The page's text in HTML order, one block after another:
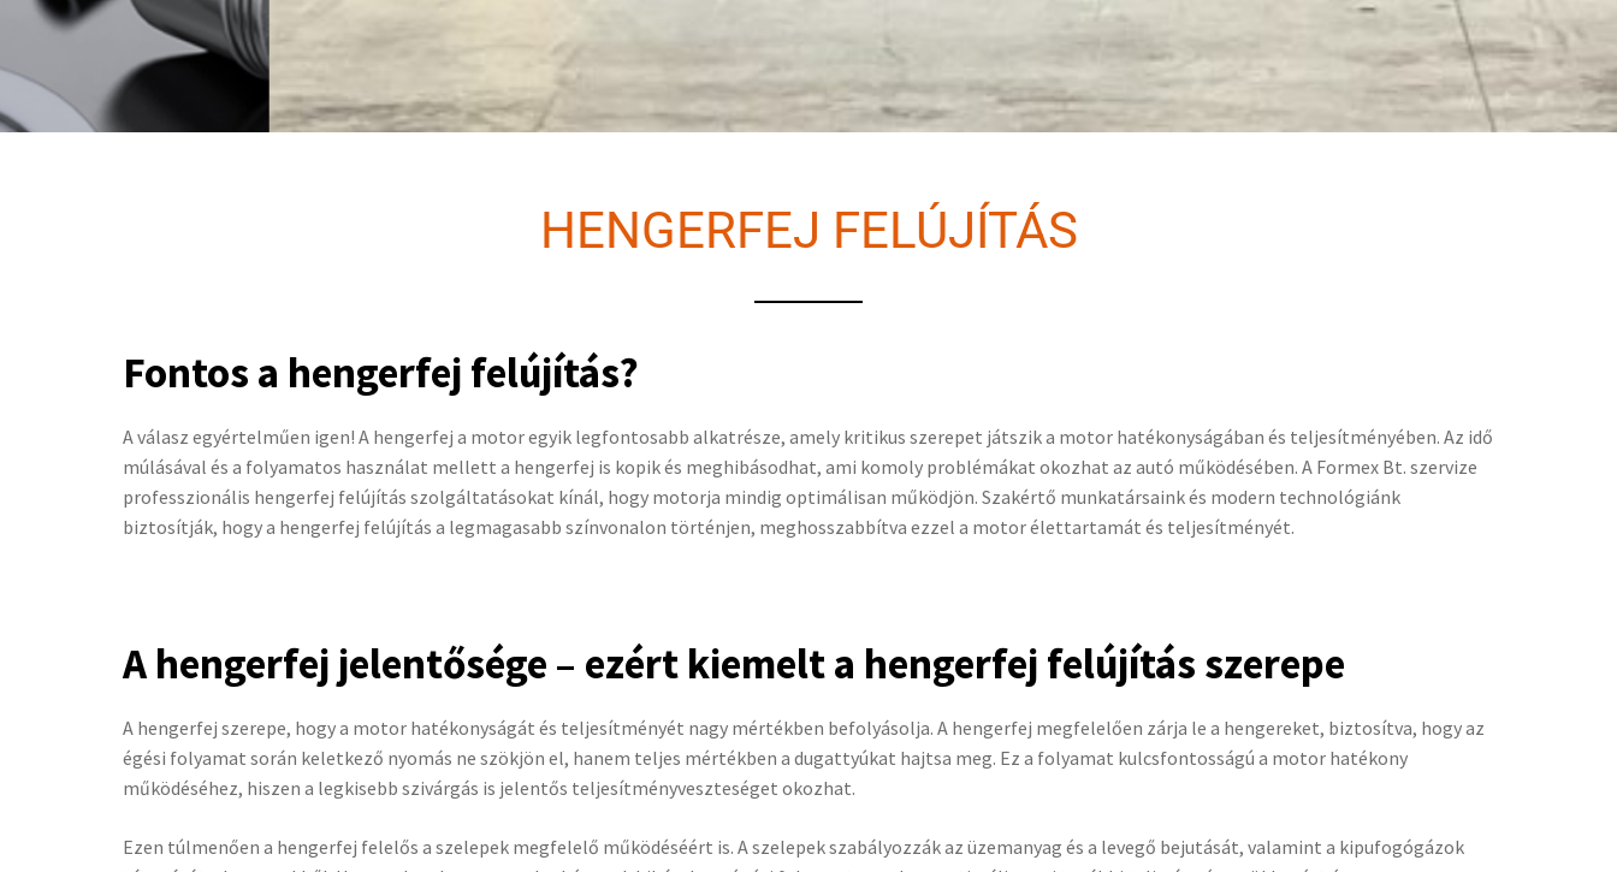
HENGERFEJ FELÚJÍTÁS
Fontos a hengerfej felújítás?
A válasz egyértelműen igen! A hengerfej a motor egyik legfontosabb alkatrésze, amely kritikus szerepet játszik a motor hatékonyságában és teljesítményében. Az idő
múlásával és a folyamatos használat mellett a hengerfej is kopik és meghibásodhat, ami komoly problémákat okozhat az autó működésében. A Formex Bt. szervize
professzionális hengerfej felújítás szolgáltatásokat kínál, hogy motorja mindig optimálisan működjön. Szakértő munkatársaink és modern technológiánk
biztosítják, hogy a hengerfej felújítás a legmagasabb színvonalon történjen, meghosszabbítva ezzel a motor élettartamát és teljesítményét.
A hengerfej jelentősége – ezért kiemelt a hengerfej felújítás szerepe
A hengerfej szerepe, hogy a motor hatékonyságát és teljesítményét nagy mértékben befolyásolja. A hengerfej megfelelően zárja le a hengereket, biztosítva, hogy az
égési folyamat során keletkező nyomás ne szökjön el, hanem teljes mértékben a dugattyúkat hajtsa meg. Ez a folyamat kulcsfontosságú a motor hatékony
működéséhez, hiszen a legkisebb szivárgás is jelentős teljesítményveszteséget okozhat.
Ezen túlmenően a hengerfej felelős a szelepek megfelelő működéséért is. A szelepek szabályozzák az üzemanyag és a levegő bejutását, valamint a kipufogógázok